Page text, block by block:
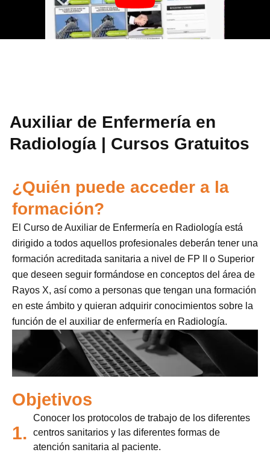
Auxiliar de Enfermería en
Radiología | Cursos Gratuitos
¿Quién puede acceder a la
formación?
El Curso de Auxiliar de Enfermería en Radiología está
dirigido a todos aquellos profesionales deberán tener una
formación acreditada sanitaria a nivel de FP II o Superior
que deseen seguir formándose en conceptos del área de
Rayos X, así como a personas que tengan una formación
en este ámbito y quieran adquirir conocimientos sobre la
función de el auxiliar de enfermería en Radiología.
Objetivos
1.
Conocer los protocolos de trabajo de los diferentes
centros sanitarios y las diferentes formas de
atención sanitaria al paciente.